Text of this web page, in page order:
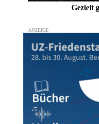
Gezielt